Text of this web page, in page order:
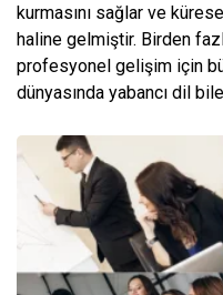
kurmasını sağlar ve
haline gelmiştir. Birden
profesyonel gelişim için
dünyasında yabancı dil